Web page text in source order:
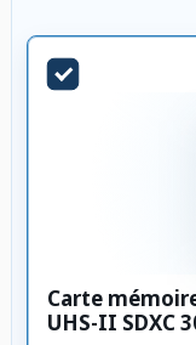
Carte
UHS-II SDXC